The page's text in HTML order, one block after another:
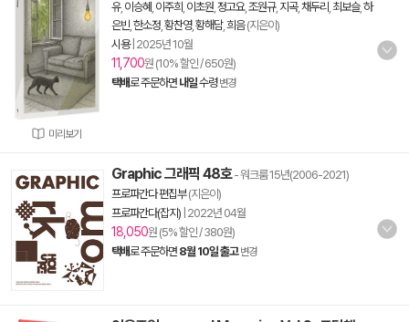
미리보기
유, 이승혜 이주희 이초원 정고요, 조원규, 지곡, 채두리 최보슬, 하
은빈 한소정 황찬영, 황해담, 희음(지은이)
시용| 2025년 10월
11,700원 (10% 할인 / 650원)
택배로 주문하면 내일수령 변경
Graphic 그래픽 48호- 워크룸 15년(2006-2021)
프로파간다 편집부(지은이)
프로파간다(잡지) 2022년 04월
18,050원 (5% 할인 / 380원)
택배로 주문하면 8월 10일 출고 변경